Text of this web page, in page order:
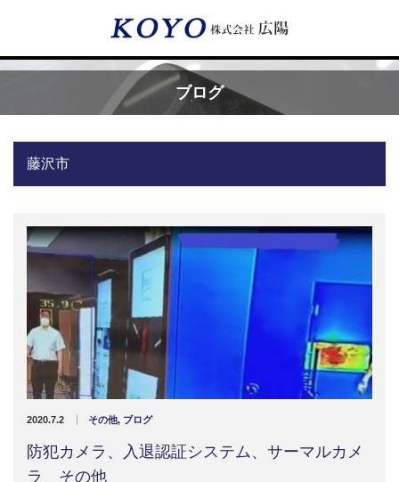
ブログ
藤沢市
2020.7.2 その他, ブログ
防犯カメラ、入退認証システム、サーマルカメ
ラ その他
Menu
HOME
広陽が選ばれる理由
サービス内容
フッ素樹脂コーティング
フッ素樹脂ベルト
取付工事・メンテナンス
販売製品
よくある質問最近の記事